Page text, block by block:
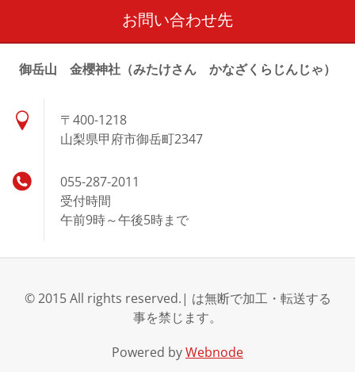
お問い合わせ先
御岳山 金櫻神社（みたけさん かなざくらじんじゃ）
〒400-1218
山梨県甲府市御岳町2347
055-287-2011
受付時間
午前9時～午後5時まで
© 2015 All rights reserved.| は無断で加工・転送する
事を禁じます。
Powered byWebnode